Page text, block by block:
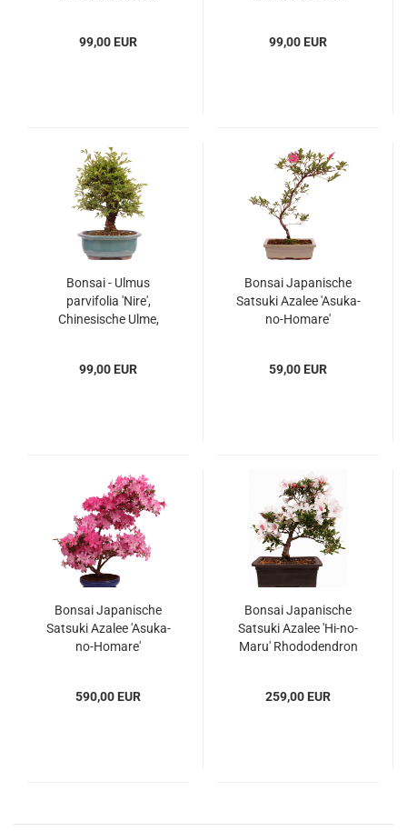
99,00 EUR
99,00 EUR
Bonsai - Ulmus
parvifolia 'Nire',
Chinesische Ulme,
99,00 EUR
Bonsai Japanische
Satsuki Azalee 'Asuka-
no-Homare'
59,00 EUR
Bonsai Japanische
Satsuki Azalee 'Asuka-
no-Homare'
590,00 EUR
Bonsai Japanische
Satsuki Azalee 'Hi-no-
Maru' Rhododendron
259,00 EUR